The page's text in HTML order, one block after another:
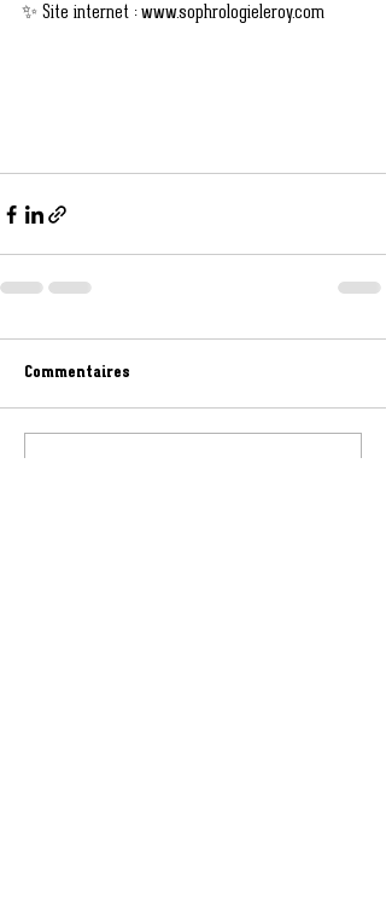
✨ Site internet : www.sophrologieleroy.com
Commentaires